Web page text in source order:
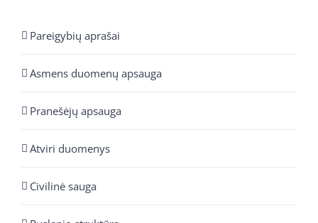
Pareigybių aprašai
Asmens duomenų apsauga
Pranešėjų apsauga
Atviri duomenys
Civilinė sauga